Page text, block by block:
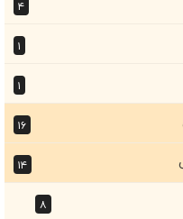
۴
۱۶
۱۴
۸